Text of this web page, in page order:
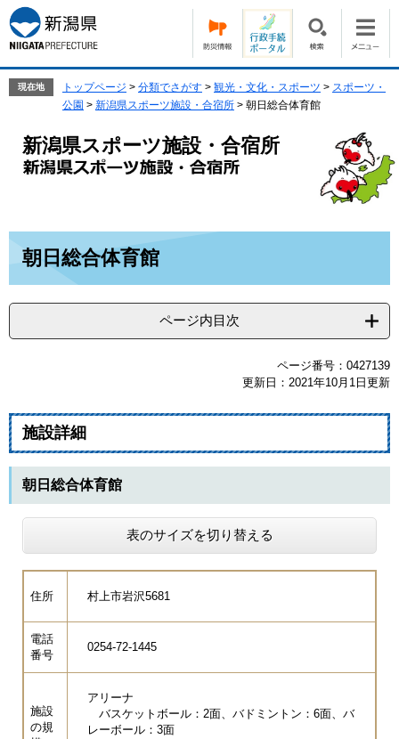
ー
ジ
の
す。
ニ
ュ
ー
現在地 トップページ > 分類でさがす > 観光・文化・スポーツ > スポーツ・
公園 > 新潟県スポーツ施設・合宿所 > 朝日総合体育館
新潟県スポーツ施設・合宿所
朝日総合体育館
ページ内目次
ページ番号：0427139
更新日：2021年10月1日更新
施設詳細
朝日総合体育館
表のサイズを切り替える
住所 村上市岩沢5681
電話
番号
0254-72-1445
施設
の規
アリーナ
バスケットボール：2面、バドミントン：6面、バ
レーボール：3面